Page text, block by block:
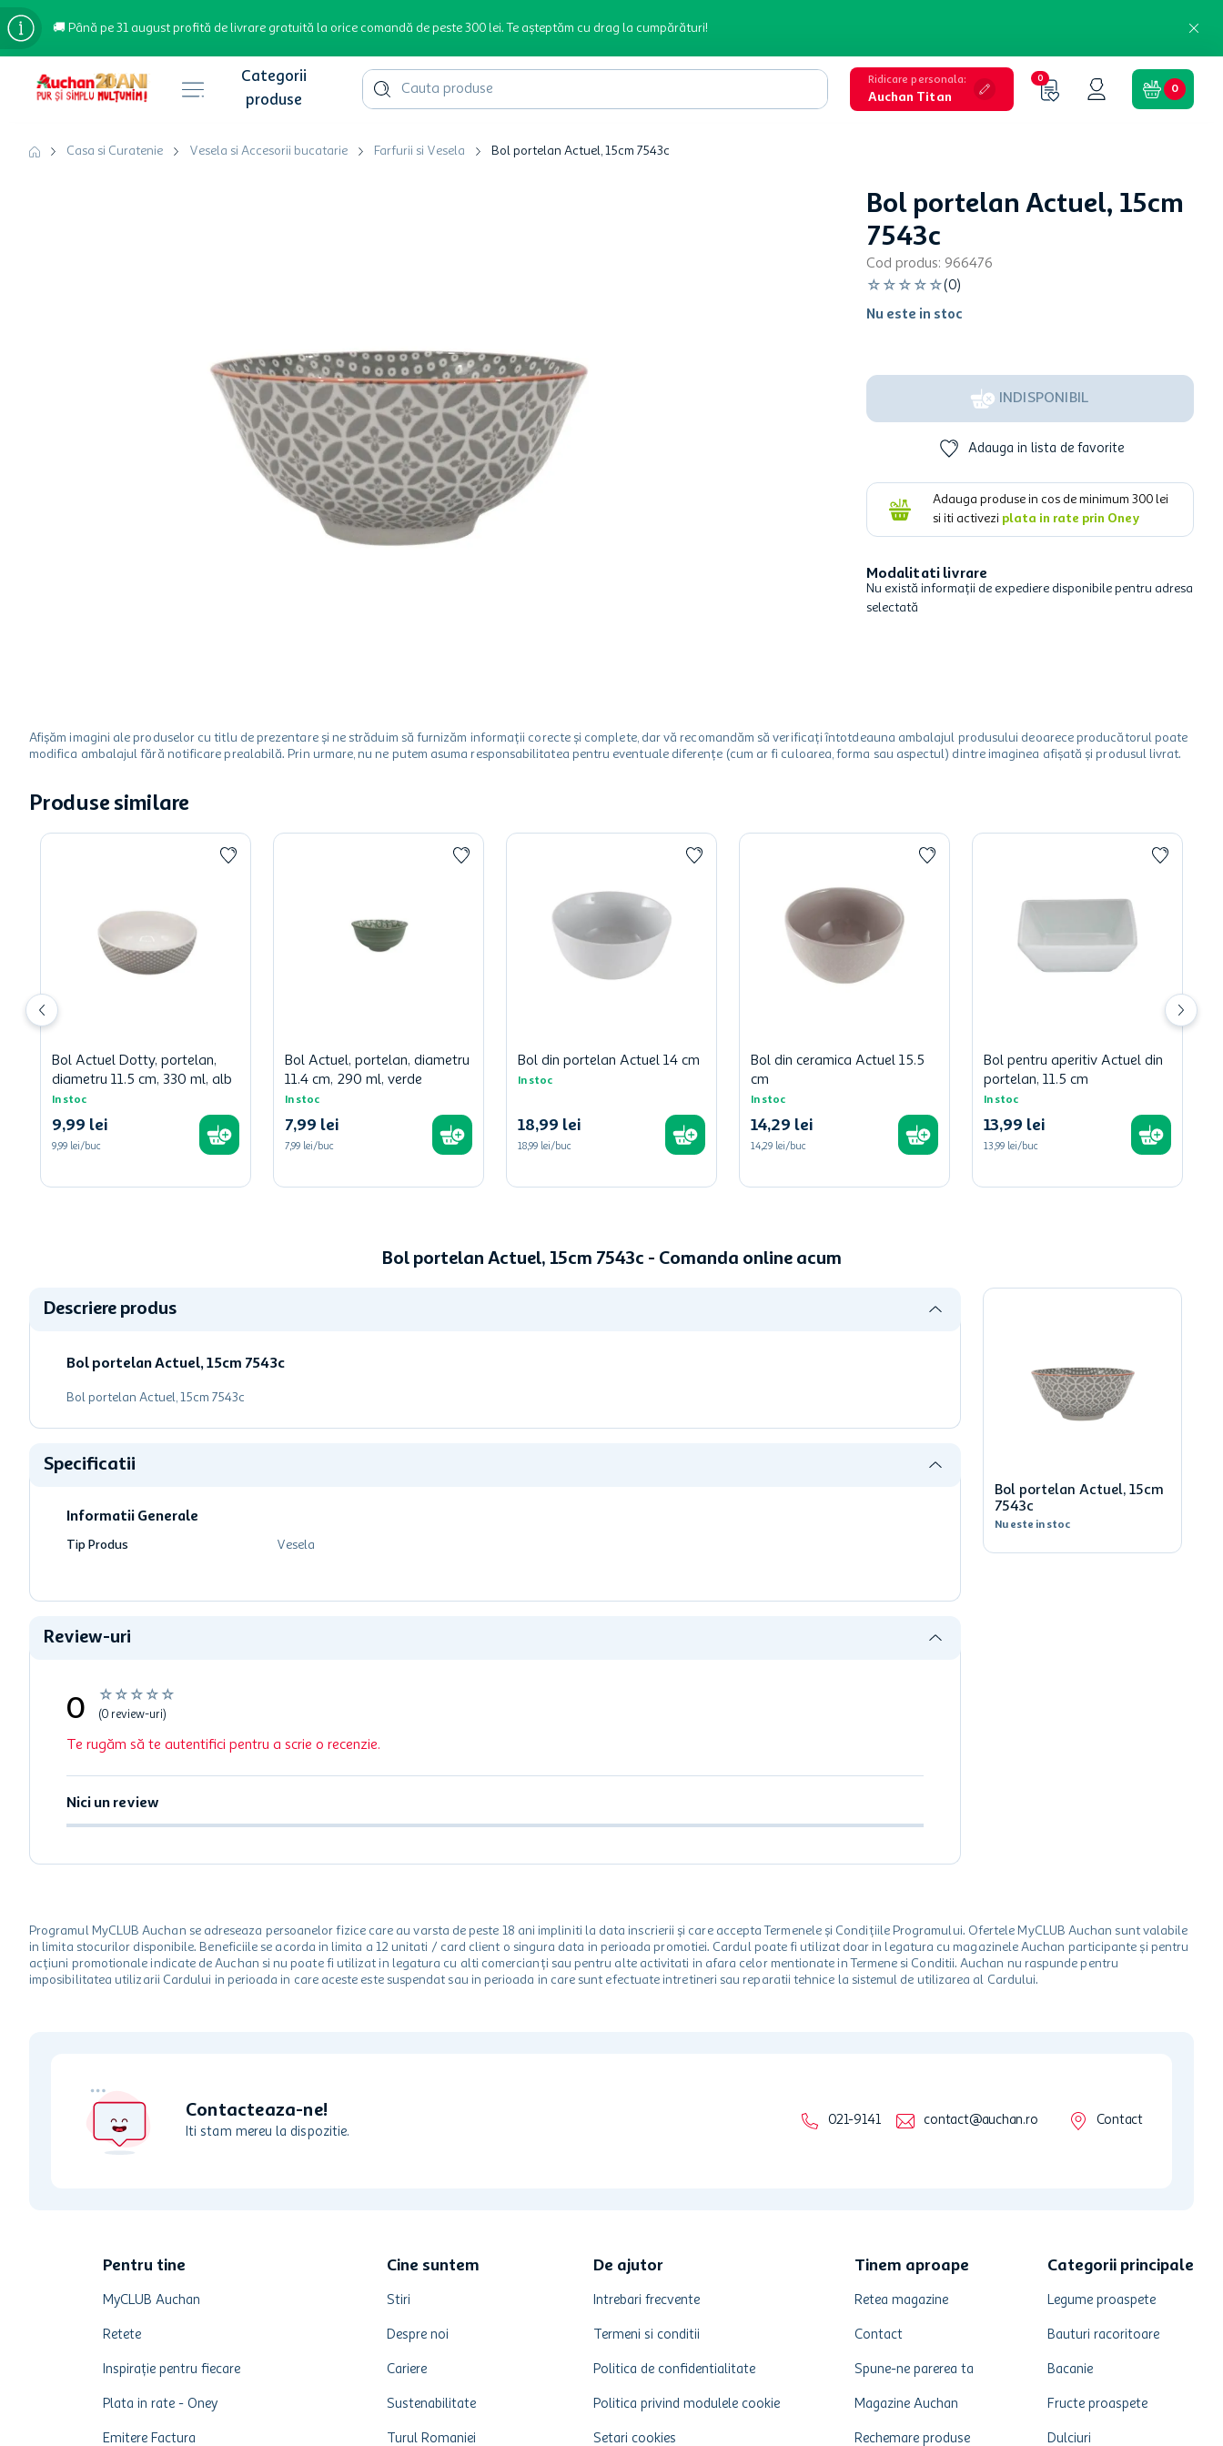
🚚 Până pe 31 august profită de livrare gratuită la orice comandă de peste 300 lei. Te așteptăm cu drag la cumpărături!
Cauta produse
garden star
hartie igienica
ciocolata
lapte
Ridicare personala:
Auchan Titan
0
0
Casa si Curatenie Vesela si Accesorii bucatarie Farfurii si Vesela Bol portelan Actuel, 15cm 7543c
Bol portelan Actuel, 15cm
7543c
Cod produs: 966476
☆ ☆ ☆ ☆ ☆(0)
Nu este in stoc
INDISPONIBIL
Adauga in lista de favorite
Adauga produse in cos de minimum 300 lei
si iti activezi plata in rate prin Oney
Modalitati livrare
Nu există informații de expediere disponibile pentru adresa
selectată
Afișăm imagini ale produselor cu titlu de prezentare și ne străduim să furnizăm informații corecte și complete, dar vă recomandăm să verificați întotdeauna ambalajul produsului deoarece producătorul poate
modifica ambalajul fără notificare prealabilă. Prin urmare, nu ne putem asuma responsabilitatea pentru eventuale diferențe (cum ar fi culoarea, forma sau aspectul) dintre imaginea afișată și produsul livrat.
Produse similare
Bol Actuel Dotty, portelan,
diametru 11.5 cm, 330 ml, alb
In stoc
9,99 lei
9,99 lei/buc
Bol Actuel, portelan, diametru
11.4 cm, 290 ml, verde
In stoc
7,99 lei
7,99 lei/buc
Bol din portelan Actuel 14 cm
In stoc
18,99 lei
18,99 lei/buc
Bol din ceramica Actuel 15.5
cm
In stoc
14,29 lei
14,29 lei/buc
Bol pentru aperitiv Actuel din
portelan, 11.5 cm
In stoc
13,99 lei
13,99 lei/buc
Bol portelan Actuel, 15cm 7543c - Comanda online acum
Descriere produs
Bol portelan Actuel, 15cm 7543c
Bol portelan Actuel, 15cm 7543c
Specificatii
Informatii Generale
Tip Produs Vesela
Review-uri
☆ ☆ ☆ ☆ ☆
0 (0 review-uri)
Te rugăm să te autentifici pentru a scrie o recenzie.
Nici un review
Bol portelan Actuel, 15cm
7543c
Nu este in stoc
Programul MyCLUB Auchan se adreseaza persoanelor fizice care au varsta de peste 18 ani impliniti la data inscrierii și care accepta Termenele și Condițiile Programului. Ofertele MyCLUB Auchan sunt valabile
in limita stocurilor disponibile. Beneficiile se acorda in limita a 12 unitati / card client o singura data in perioada promotiei. Cardul poate fi utilizat doar in legatura cu magazinele Auchan participante și pentru
acțiuni promotionale indicate de Auchan si nu poate fi utilizat in legatura cu alti comercianți sau pentru alte activitati in afara celor mentionate in Termene si Conditii. Auchan nu raspunde pentru
imposibilitatea utilizarii Cardului in perioada in care aceste este suspendat sau in perioada in care sunt efectuate intretineri sau reparatii tehnice la sistemul de utilizarea al Cardului.
Contacteaza-ne!
Iti stam mereu la dispozitie.
021-9141 contact@auchan.ro Contact
Pentru tine
MyCLUB Auchan
Retete
Inspirație pentru fiecare
Plata in rate - Oney
Emitere Factura
Cine suntem
Stiri
Despre noi
Cariere
Sustenabilitate
Turul Romaniei
De ajutor
Intrebari frecvente
Termeni si conditii
Politica de confidentialitate
Politica privind modulele cookie
Setari cookies
Tinem aproape
Retea magazine
Contact
Spune-ne parerea ta
Magazine Auchan
Rechemare produse
Categorii principale
Legume proaspete
Bauturi racoritoare
Bacanie
Fructe proaspete
Dulciuri